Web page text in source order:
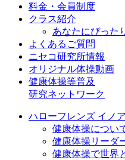
料金・会員制度
クラス紹介
あなたにぴった
よくあるご質問
ニセコ研究所情報
オリジナル体操動画
健康体操等普及
研究ネットワーク
ハローフレンズ イノ
健康体操につい
健康体操リーダ
健康体操で世界